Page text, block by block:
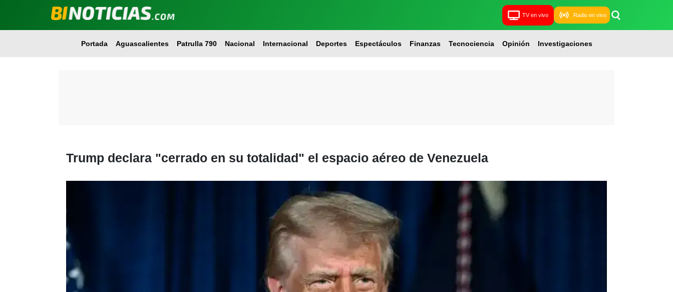
TV en vivo Radio en vivo
Portada Aguascalientes Patrulla 790 Nacional Internacional Deportes Espectáculos Finanzas Tecnociencia Opinión Investigaciones
Trump declara "cerrado en su totalidad" el espacio aéreo de Venezuela